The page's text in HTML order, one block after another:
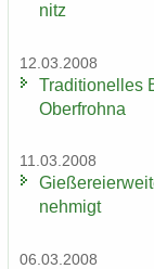
nitz
12.03.2008
Tra­di­tio­nel­les
Oberfrohna
11.03.2008
neh­migt
06.03.2008